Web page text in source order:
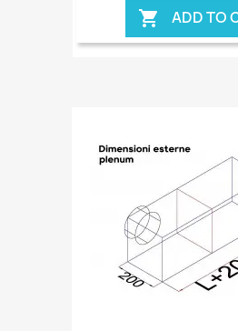
 ADD TO